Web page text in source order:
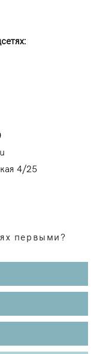
4/25
первыми?